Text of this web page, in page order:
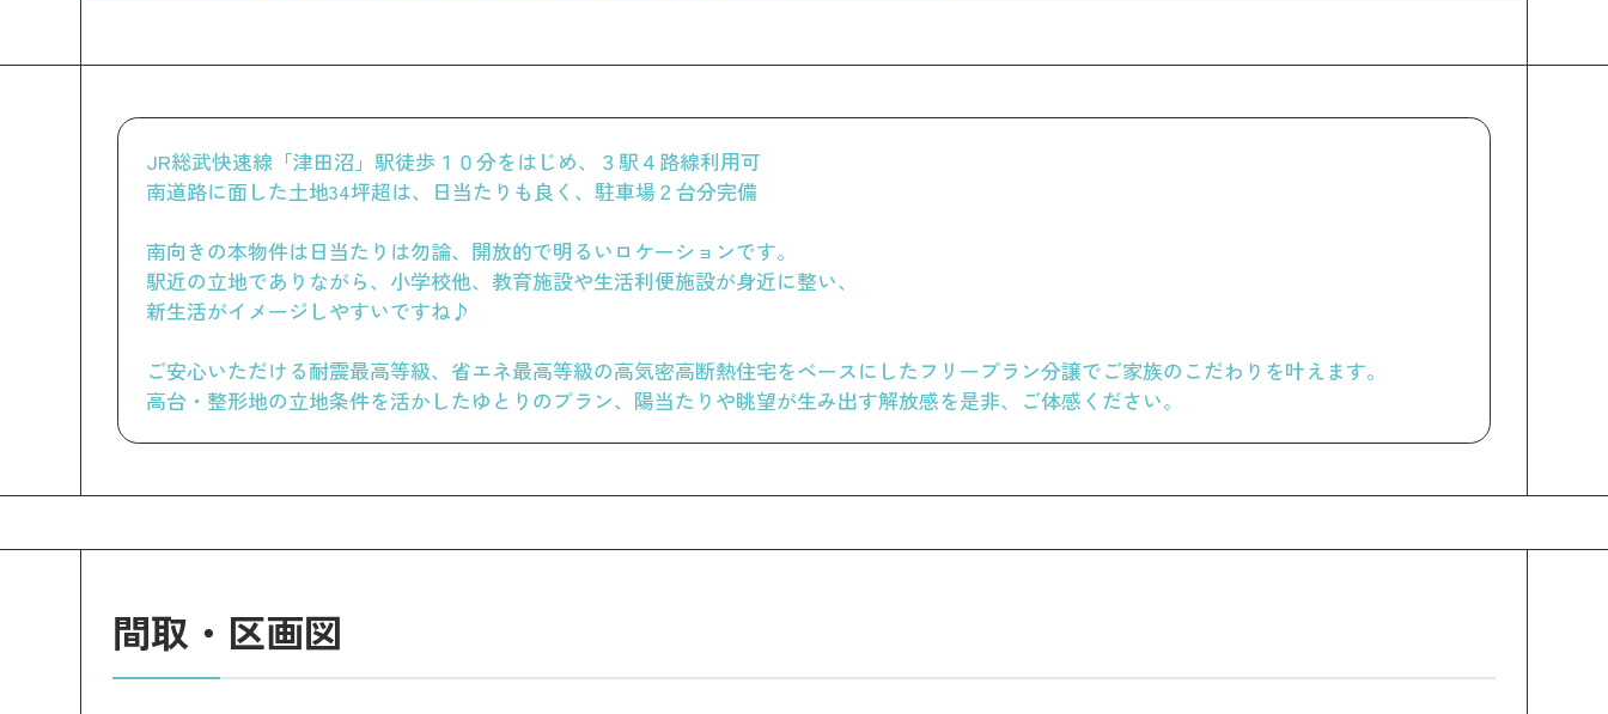
JR総武快速線「津田沼」駅徒歩１０分をはじめ、３駅４路線利用可
南道路に面した土地34坪超は、日当たりも良く、駐車場２台分完備
南向きの本物件は日当たりは勿論、開放的で明るいロケーションです。
駅近の立地でありながら、小学校他、教育施設や生活利便施設が身近に整い、
新生活がイメージしやすいですね♪
ご安心いただける耐震最高等級、省エネ最高等級の高気密高断熱住宅をベースにしたフリープラン分譲でご家族のこだわりを叶えます。
高台・整形地の立地条件を活かしたゆとりのプラン、陽当たりや眺望が生み出す解放感を是非、ご体感ください。
間取・区画図